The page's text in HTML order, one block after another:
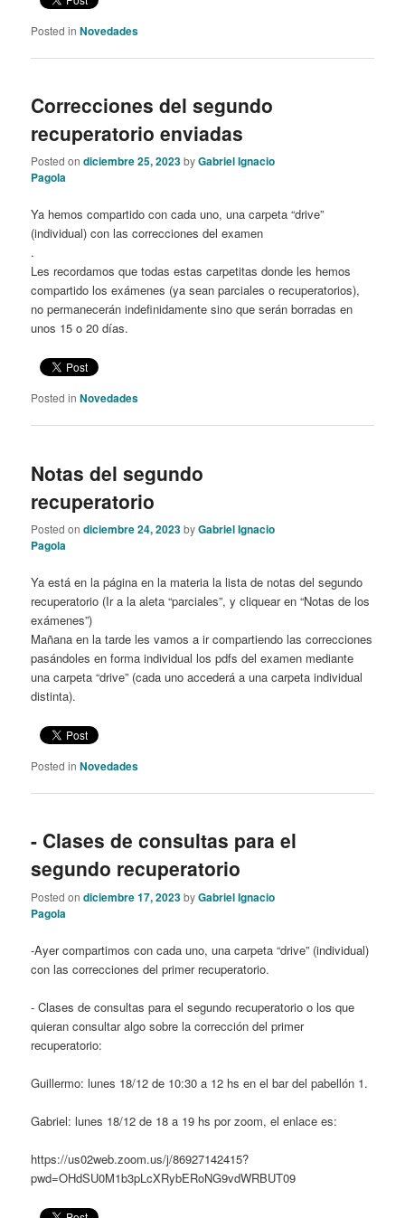
Posted in Novedades
Correcciones del segundo
recuperatorio enviadas
Posted ondiciembre 25, 2023byGabriel Ignacio
Pagola
Ya hemos compartido con cada uno, una carpeta “drive”
(individual) con las correcciones del examen
.
Les recordamos que todas estas carpetitas donde les hemos
compartido los exámenes (ya sean parciales o recuperatorios),
no permanecerán indefinidamente sino que serán borradas en
unos 15 o 20 días.
Posted in Novedades
Notas del segundo
recuperatorio
Posted ondiciembre 24, 2023byGabriel Ignacio
Pagola
Ya está en la página en la materia la lista de notas del segundo
recuperatorio (Ir a la aleta “parciales”, y cliquear en “Notas de los
exámenes”)
Mañana en la tarde les vamos a ir compartiendo las correcciones
pasándoles en forma individual los pdfs del examen mediante
una carpeta “drive” (cada uno accederá a una carpeta individual
distinta).
Posted in Novedades
- Clases de consultas para el
segundo recuperatorio
Posted ondiciembre 17, 2023byGabriel Ignacio
Pagola
-Ayer compartimos con cada uno, una carpeta “drive” (individual)
con las correcciones del primer recuperatorio.
- Clases de consultas para el segundo recuperatorio o los que
quieran consultar algo sobre la corrección del primer
recuperatorio:
Guillermo: lunes 18/12 de 10:30 a 12 hs en el bar del pabellón 1.
Gabriel: lunes 18/12 de 18 a 19 hs por zoom, el enlace es:
https://us02web.zoom.us/j/86927142415?
pwd=OHdSU0M1b3pLcXRybERoNG9vdWRBUT09